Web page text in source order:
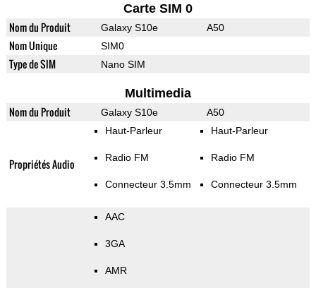
Carte SIM 0
Nom du Produit Galaxy S10e A50
Nom Unique SIM0
Type de SIM Nano SIM
Multimedia
Nom du Produit Galaxy S10e A50
Propriétés Audio
Haut-Parleur
Radio FM
Connecteur 3.5mm
Haut-Parleur
Radio FM
Connecteur 3.5mm
AAC
3GA
AMR